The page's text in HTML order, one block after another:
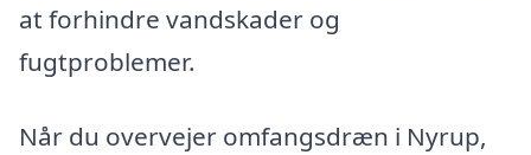
at forhindre vandskader og
fugtproblemer.
Når du overvejer omfangsdræn i Nyrup,